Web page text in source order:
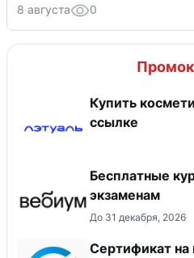
8 августа 0
Купить
ссылке
Бесплатные
экзаменам
До 31 декабря, 2026
Сертификат на